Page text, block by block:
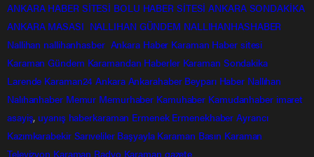
ANKARA HABER SİTESİ BOLU HABER SİTESİ ANKARA SONDAKİKA
ANKARA MASASI NALLIHAN GÜNDEM NALLIHANHASHABER
Nallihan nallihanhasber Ankara Haber Karaman Haber sitesi
Karaman Gündem Karamandan Haberler Karaman Sondakika
Larende Karaman24 Ankara Ankarahaber Beyparı Haber Nallıhan
Nalıhanhaber Memur Memurhaber Kamuhaber Kamudanhaber imaret
asayiş, uyanış haberkaraman Ermenek Ermenekhaber Ayrancı
Kazımkarabekir Sarıveliler Başyayla Karaman Basın Karaman
Televizyon Karaman Radyo Karaman gazete